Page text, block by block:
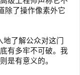
除了操作像素外它
地了解公众对这门
有多牢不可破。我
是有意义的。